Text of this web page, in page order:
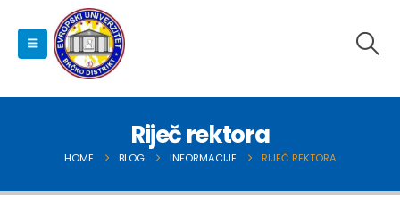
Riječ rektora
HOME BLOG INFORMACIJE RIJEČ REKTORA